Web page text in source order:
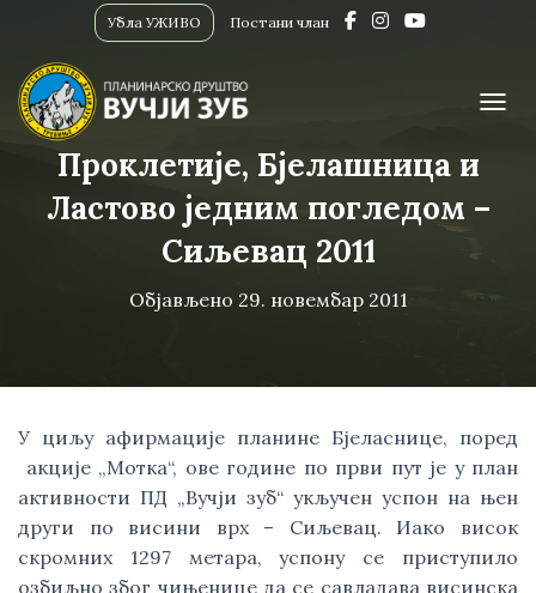
Убла УЖИВО Постани члан
Проклетије, Бјелашница и
Ластово једним погледом –
Сиљевац 2011
Објављено 29. новембар 2011
У циљу афирмације планине Бјеласнице, поред
акције „Мотка“, ове године по први пут је у план
активности ПД „Вучји зуб“ укључен успон на њен
други по висини врх – Сиљевац. Иако висок
скромних 1297 метара, успону се приступило
озбиљно због чињенице да се савладава висинска